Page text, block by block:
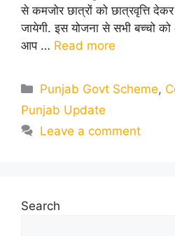
से कमजोर छात्रों को छात्रवृत्ति
जायेगी. इस योजना से सभी बच्चो को
आप … Read more
Categories
Punjab Govt Scheme,
Punjab Update
Leave a comment
Search